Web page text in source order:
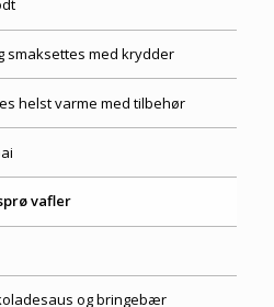
smaksettes med krydder
helst varme med tilbehør
vafler
og bringebær